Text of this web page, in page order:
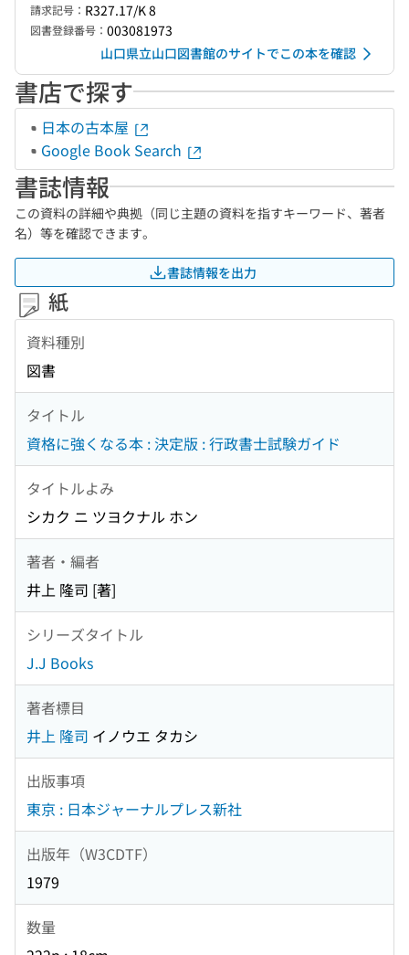
請求記号： R327.17/K 8
図書登録番号： 003081973
山口県立山口図書館のサイトでこの本を確認
書店で探す
日本の古本屋
Google Book Search
書誌情報
この資料の詳細や典拠（同じ主題の資料を指すキーワード、著者
名）等を確認できます。
書誌情報を出力
紙
資料種別
図書
タイトル
資格に強くなる本 : 決定版 : 行政書士試験ガイド
タイトルよみ
シカク ニ ツヨクナル ホン
著者・編者
井上 隆司 [著]
シリーズタイトル
J.J Books
著者標目
井上 隆司 イノウエ タカシ
出版事項
東京 : 日本ジャーナルプレス新社
出版年（W3CDTF）
1979
数量